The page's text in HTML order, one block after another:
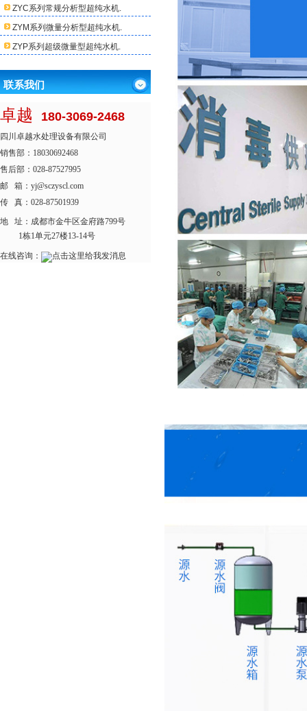
ZYC系列常规分析型超纯水机.
ZYM系列微量分析型超纯水机.
ZYP系列超级微量型超纯水机.
联系我们
卓越 180-3069-2468
四川卓越水处理设备有限公司
销售部：18030692468
售后部：028-87527995
邮 箱：yj@sczyscl.com
传 真：028-87501939
地 址： 成都市金牛区金府路799号
1栋1单元27楼13-14号
在线咨询：